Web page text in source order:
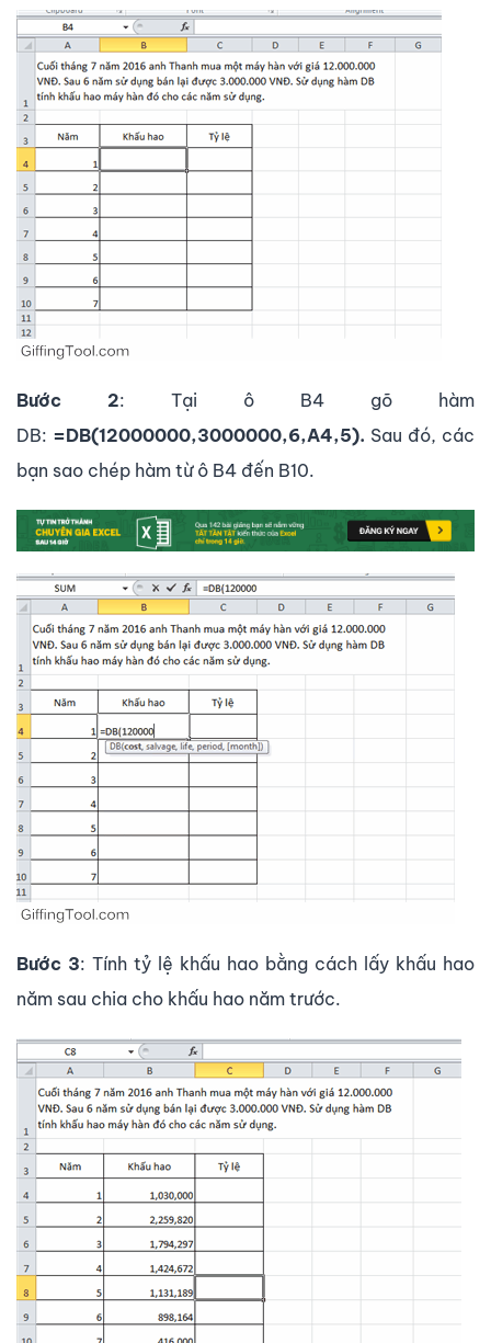
Bước 2: Tại ô B4 gõ hàm
DB: =DB(12000000,3000000,6,A4,5). Sau đó, các
bạn sao chép hàm từ ô B4 đến B10.
Bước 3: Tính tỷ lệ khấu hao bằng cách lấy khấu hao
năm sau chia cho khấu hao năm trước.